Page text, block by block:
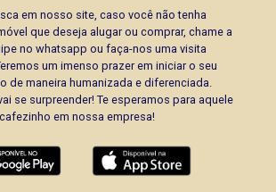
em nosso site, caso você não tenha
que deseja alugar ou comprar, chame a
no whatsapp ou faça-nos uma visita
um imenso prazer em iniciar o seu
de maneira humanizada e diferenciada.
se surpreender! Te esperamos para aquele
cafezinho em nossa empresa!